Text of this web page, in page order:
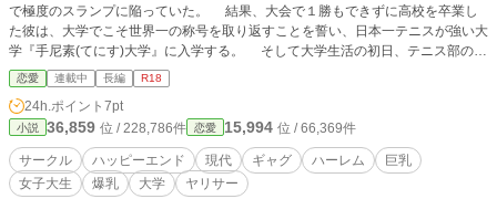
で極度のスランプに陥っていた。 結果、大会で１勝もできずに高校を卒業し
た彼は、大学でこそ世界一の称号を取り返すことを誓い、日本一テニスが強い大
学『手尼素(てにす)大学』に入学する。 そして大学生活の初日、テニス部の部
室の扉を開けると、そこには『どスケベハイレグ水着を来た白ギャル先輩(爆
乳)』がいた！！！ 「あれえ？もしかしてえ……新人君……？ ふふ。うちのサー
クルに入ってくれるの？」 「ま、間違えましたあああ！！！」 「ねえ、待って
♡ もし、新人君が、うちのサークルに入ってくれるならあ……♡」 「な、な
ら……？？」 「お姉さんが、新人君の童貞チンポ『XXXXX』してあげても良い
よ……？♡」 「ふぉおおおおおおおおお！！！！」 テニスは最強でも、女の
子には超弱い主人公が、パリピ達の欲望に巻き込まれていく、スーパーエロコメ
恋愛 連載中 長編 R18
24h.ポイント 7pt
小説 36,859 位 / 228,786件 恋愛 15,994 位 / 66,369件
サークル ハッピーエンド 現代 ギャグ ハーレム
巨乳
女子大生
爆乳 大学 ヤリサー